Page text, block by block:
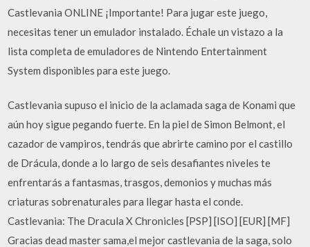
Castlevania ONLINE ¡Importante! Para jugar este juego,
necesitas tener un emulador instalado. Échale un vistazo a la
lista completa de emuladores de Nintendo Entertainment
System disponibles para este juego.
Castlevania supuso el inicio de la aclamada saga de Konami que
aún hoy sigue pegando fuerte. En la piel de Simon Belmont, el
cazador de vampiros, tendrás que abrirte camino por el castillo
de Drácula, donde a lo largo de seis desafiantes niveles te
enfrentarás a fantasmas, trasgos, demonios y muchas más
criaturas sobrenaturales para llegar hasta el conde.
Castlevania: The Dracula X Chronicles [PSP] [ISO] [EUR] [MF]
Gracias dead master sama,el mejor castlevania de la saga, solo